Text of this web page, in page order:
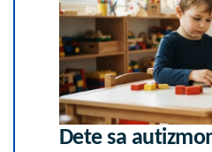
Dete sa